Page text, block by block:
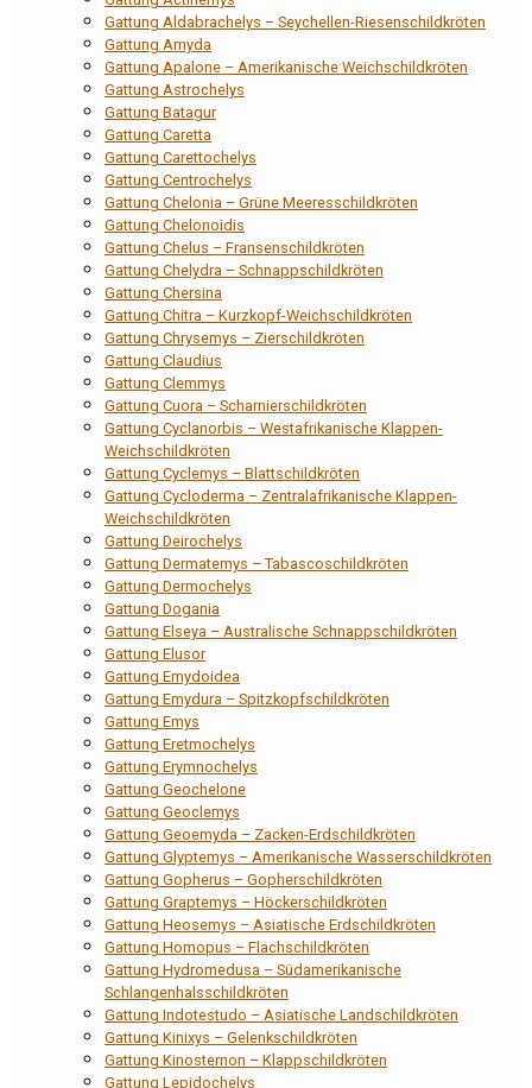
Gattung Aldabrachelys – Seychellen-Riesenschildkröten
Gattung Amyda
Gattung Apalone – Amerikanische Weichschildkröten
Gattung Astrochelys
Gattung Batagur
Gattung Caretta
Gattung Carettochelys
Gattung Centrochelys
Gattung Chelonia – Grüne Meeresschildkröten
Gattung Chelonoidis
Gattung Chelus – Fransenschildkröten
Gattung Chelydra – Schnappschildkröten
Gattung Chersina
Gattung Chitra – Kurzkopf-Weichschildkröten
Gattung Chrysemys – Zierschildkröten
Gattung Claudius
Gattung Clemmys
Gattung Cuora – Scharnierschildkröten
Gattung Cyclanorbis – Westafrikanische Klappen-
Weichschildkröten
Gattung Cyclemys – Blattschildkröten
Gattung Cycloderma – Zentralafrikanische Klappen-
Weichschildkröten
Gattung Deirochelys
Gattung Dermatemys – Tabascoschildkröten
Gattung Dermochelys
Gattung Dogania
Gattung Elseya – Australische Schnappschildkröten
Gattung Elusor
Gattung Emydoidea
Gattung Emydura – Spitzkopfschildkröten
Gattung Emys
Gattung Eretmochelys
Gattung Erymnochelys
Gattung Geochelone
Gattung Geoclemys
Gattung Geoemyda – Zacken-Erdschildkröten
Gattung Glyptemys – Amerikanische Wasserschildkröten
Gattung Gopherus – Gopherschildkröten
Gattung Graptemys – Höckerschildkröten
Gattung Heosemys – Asiatische Erdschildkröten
Gattung Homopus – Flachschildkröten
Gattung Hydromedusa – Südamerikanische
Schlangenhalsschildkröten
Gattung Indotestudo – Asiatische Landschildkröten
Gattung Kinixys – Gelenkschildkröten
Gattung Kinosternon – Klappschildkröten
Gattung Lepidochelys